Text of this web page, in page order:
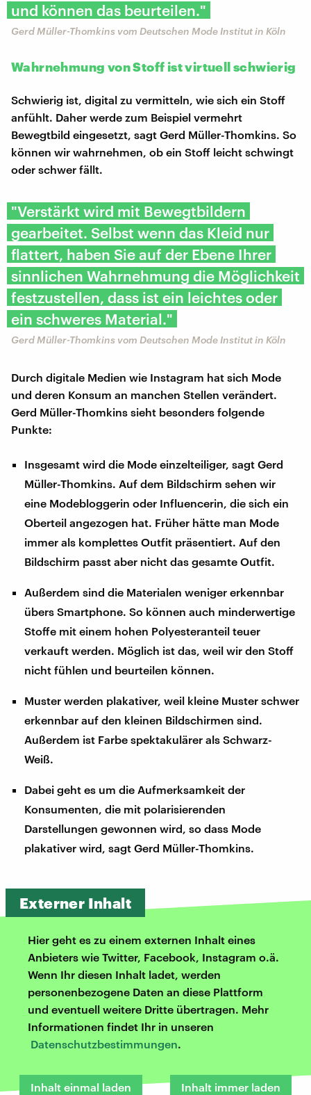
und können das beurteilen."
Gerd Müller-Thomkins vom Deutschen Mode Institut in Köln
Wahrnehmung von Stoff ist virtuell schwierig
Schwierig ist, digital zu vermitteln, wie sich ein Stoff
anfühlt. Daher werde zum Beispiel vermehrt
Bewegtbild eingesetzt, sagt Gerd Müller-Thomkins. So
können wir wahrnehmen, ob ein Stoff leicht schwingt
oder schwer fällt.
"Verstärkt wird mit Bewegtbildern
gearbeitet. Selbst wenn das Kleid nur
flattert, haben Sie auf der Ebene Ihrer
sinnlichen Wahrnehmung die Möglichkeit
festzustellen, dass ist ein leichtes oder
ein schweres Material."
Gerd Müller-Thomkins vom Deutschen Mode Institut in Köln
Durch digitale Medien wie Instagram hat sich Mode
und deren Konsum an manchen Stellen verändert.
Gerd Müller-Thomkins sieht besonders folgende
Punkte:
Insgesamt wird die Mode einzelteiliger, sagt Gerd
Müller-Thomkins. Auf dem Bildschirm sehen wir
eine Modebloggerin oder Influencerin, die sich ein
Oberteil angezogen hat. Früher hätte man Mode
immer als komplettes Outfit präsentiert. Auf den
Bildschirm passt aber nicht das gesamte Outfit.
Außerdem sind die Materialen weniger erkennbar
übers Smartphone. So können auch minderwertige
Stoffe mit einem hohen Polyesteranteil teuer
verkauft werden. Möglich ist das, weil wir den Stoff
nicht fühlen und beurteilen können.
Muster werden plakativer, weil kleine Muster schwer
erkennbar auf den kleinen Bildschirmen sind.
Außerdem ist Farbe spektakulärer als Schwarz-
Weiß.
Dabei geht es um die Aufmerksamkeit der
Konsumenten, die mit polarisierenden
Darstellungen gewonnen wird, so dass Mode
plakativer wird, sagt Gerd Müller-Thomkins.
Externer Inhalt
Hier geht es zu einem externen Inhalt eines
Anbieters wie Twitter, Facebook, Instagram o.ä.
Wenn Ihr diesen Inhalt ladet, werden
personenbezogene Daten an diese Plattform
und eventuell weitere Dritte übertragen. Mehr
Informationen findet Ihr in unseren
Datenschutzbestimmungen.
Inhalt einmal laden Inhalt immer laden